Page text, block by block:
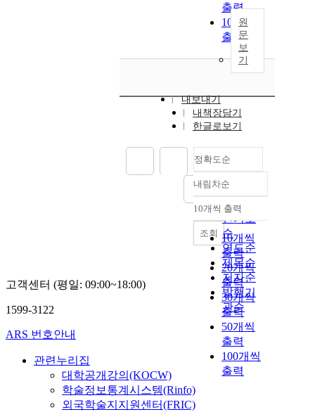
출력
100개씩
출력
원
문
보
기
내보내기
내책장담기
한글로보기
정확도순
정확도
순
인기도
순
연도순
제목순
저자순
발행기
관순
내림차순
내림차순
10개씩 출력
10개씩
출력
20개씩
출력
30개씩
출력
50개씩
출력
100개씩
출력
조회
고객센터 (평일: 09:00~18:00)
1599-3122
ARS 번호안내
관련누리집
대학공개강의(KOCW)
학술정보통계시스템(Rinfo)
외국학술지지원센터(FRIC)